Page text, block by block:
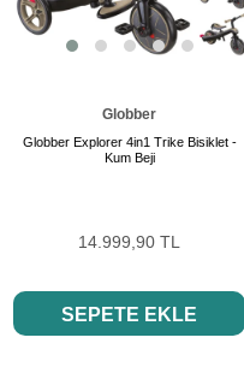
Globber
Globber Explorer 4in1 Trike Bisiklet -
Kum Beji
14.999,90 TL
SEPETE EKLE